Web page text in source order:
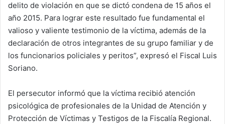
delito de violación en que se dictó condena de 15 años el
año 2015. Para lograr este resultado fue fundamental el
valioso y valiente testimonio de la víctima, además de la
declaración de otros integrantes de su grupo familiar y de
los funcionarios policiales y peritos”, expresó el Fiscal Luis
Soriano.
El persecutor informó que la víctima recibió atención
psicológica de profesionales de la Unidad de Atención y
Protección de Víctimas y Testigos de la Fiscalía Regional.